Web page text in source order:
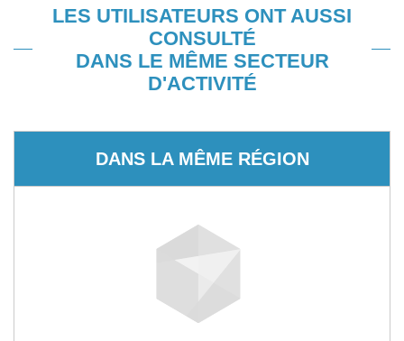
LES UTILISATEURS ONT AUSSI
CONSULTÉ
DANS LE MÊME SECTEUR
D'ACTIVITÉ
DANS LA MÊME RÉGION